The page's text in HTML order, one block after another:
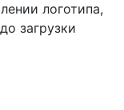
логотипа,
загрузки